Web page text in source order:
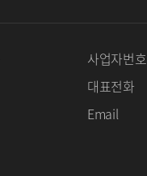
사업자번호
대표전화
Email